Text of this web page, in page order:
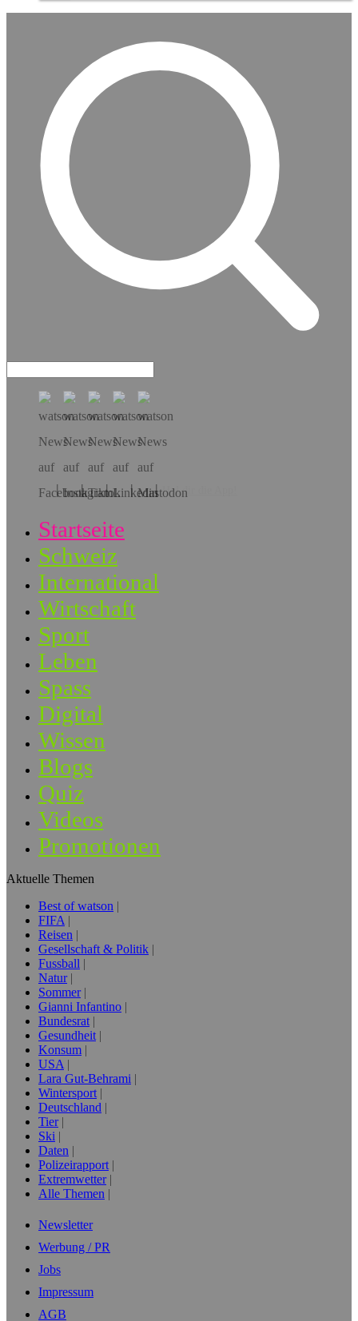
Hol dir die App!
Startseite
Schweiz
International
Wirtschaft
Sport
Leben
Spass
Digital
Wissen
Blogs
Quiz
Videos
Promotionen
Aktuelle Themen
Best of watson
FIFA
Reisen
Gesellschaft & Politik
Fussball
Natur
Sommer
Gianni Infantino
Bundesrat
Gesundheit
Konsum
USA
Lara Gut-Behrami
Wintersport
Deutschland
Tier
Ski
Daten
Polizeirapport
Extremwetter
Alle Themen
Newsletter
Werbung / PR
Jobs
Impressum
AGB